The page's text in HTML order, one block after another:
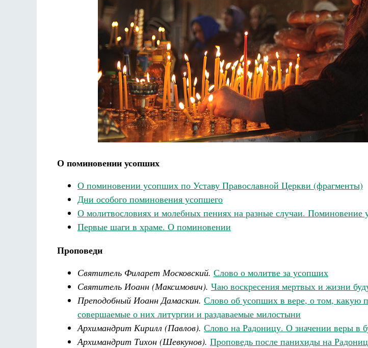
О поминовении усопших
О поминовении усопших по Уставу Православной Церкви (фрагменты)
Дни особого поминовения усопшего
О молитвословиях и молебных пениях на разные случаи. Поминовение
Первые шаги в храме. О поминовении
Проповеди
Святитель Филарет Московский. Слово о молитве за усопших
Святитель Иоанн (Максимович). Чаю воскресения мертвых и жизни
Преподобный Иоанн Дамаскин. Слово об усопших в вере, о том, какую
совершаемые о них литургии и раздаваемые милостыни
Архимандрит Кирилл (Павлов). Слово на Радоницу. О значении веры в
Архимандрит Тихон (Шевкунов). Проповедь после панихиды на